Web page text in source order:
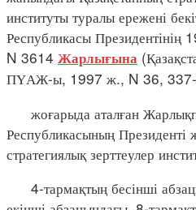
институты туралы ережені
Республикасы
N 3614 Жарлығына
ПҮАЖ-ы, 1997 ж., N 36, 337-
жоғарыда аталған
Республикасының
стратегиялық зерттеулер
4-тармақтың бесінші